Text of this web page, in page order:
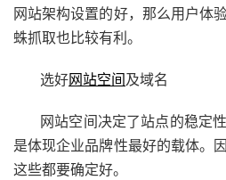
网站架构设置的好，那么用户体
蛛抓取也比较有利。
选好网站空间及域名
网站空间决定了站点的稳定
是体现企业品牌性最好的载体。
这些都要确定好。